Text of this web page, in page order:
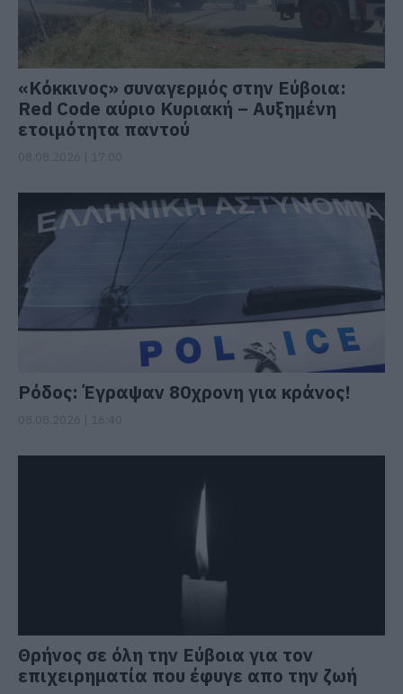
«Κόκκινος» συναγερμός στην Εύβοια:
Red Code αύριο Κυριακή – Αυξημένη
ετοιμότητα παντού
Ρόδος: Έγραψαν 80χρονη για κράνος!
Θρήνος σε όλη την Εύβοια για τον
επιχειρηματία που έφυγε απο την ζωή